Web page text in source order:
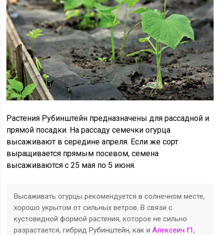
Растения Рубинштейн предназначены для рассадной и
прямой посадки. На рассаду семечки огурца
высаживают в середине апреля. Если же сорт
выращивается прямым посевом, семена
высаживаются с 25 мая по 5 июня.
Высаживать огурцы рекомендуется в солнечном месте,
хорошо укрытом от сильных ветров. В связи с
кустовидной формой растения, которое не сильно
разрастается, гибрид Рубинштейн, как иАлексеич f1,